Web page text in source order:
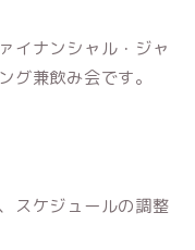
イナンシャル・ジャ
グ兼飲み会です。
スケジュールの調整